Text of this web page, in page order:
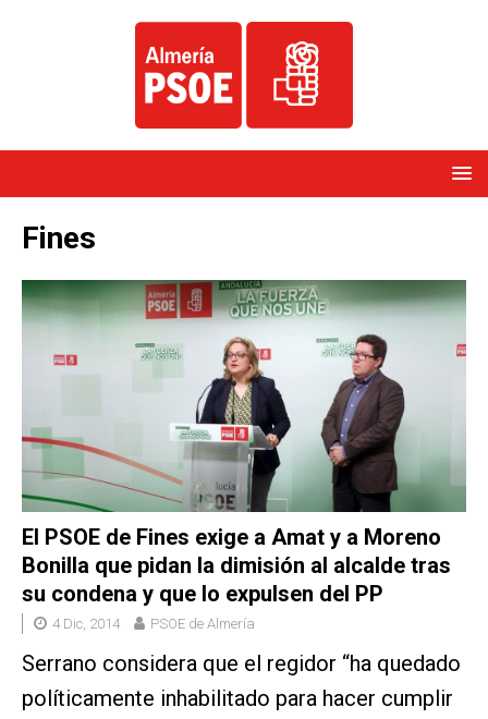
Fines
El PSOE de Fines exige a Amat y a Moreno
Bonilla que pidan la dimisión al alcalde tras
su condena y que lo expulsen del PP
4 Dic, 2014 PSOE de Almería
Serrano considera que el regidor “ha quedado
políticamente inhabilitado para hacer cumplir